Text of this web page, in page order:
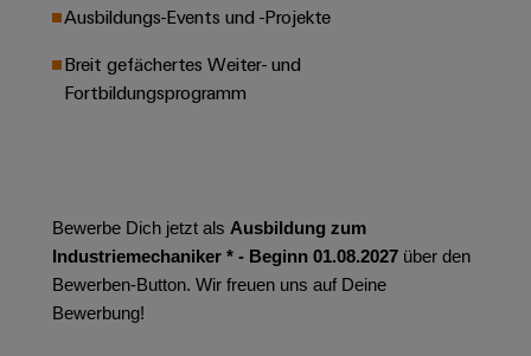
digitale
für
klimafreundliche
Umfassende
Verbindungslösungen
für
die
maritime
PCB
Services
(OEM)
&
Cloud-
Services
easyConnect
Werkstatt
Ausbildungs-Events und -Projekte
Breit gefächertes Weiter- und
Fortbildungsprogramm
Bewerbe Dich jetzt als Ausbildung zum
Industriemechaniker * - Beginn 01.08.2027 über den
Bewerben-Button. Wir freuen uns auf Deine
Bewerbung!